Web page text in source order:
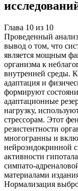
Глава 10 из 10
Проведенный
вывод о том, что
является мощным
организма к
внутренней среды.
адаптация и
формируют
адаптационные
нагрузку,
стрессорам. Этот
резистентности
многогранны и
нейроэндокринной
активности
симпато-
материалами
Нормализация